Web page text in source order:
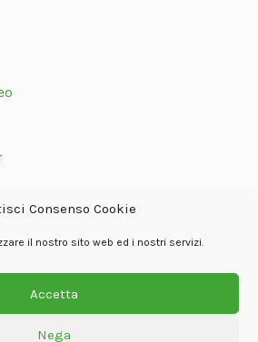
Consenso Cookie
il nostro sito web ed i nostri servizi.
Accetta
Nega
Dolom.it